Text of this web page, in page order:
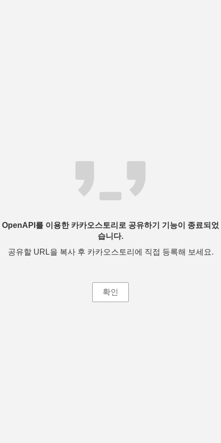
OpenAPI를 이용한 카카오스토리로 공유하기 기능이 종료되었
습니다.
공유할 URL을 복사 후 카카오스토리에 직접 등록해 보세요.
확인